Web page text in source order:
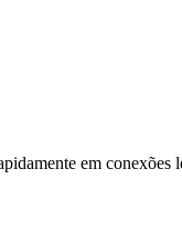
em conexões